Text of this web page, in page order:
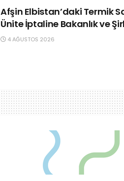
Afşin Elbistan’daki Termik
Ünite İptaline Bakanlık ve
4 AĞUSTOS 2026